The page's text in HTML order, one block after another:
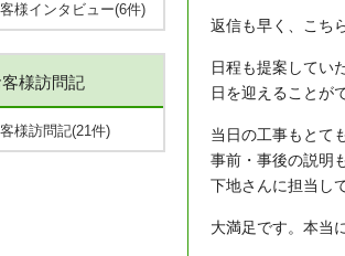
様インタビュー(6件)
客様訪問記
様訪問記(21件)
返信も早く、こち
日程も提案してい
日を迎えることが
当日の工事もとて
事前・事後の説明
下地さんに担当し
大満足です。本当